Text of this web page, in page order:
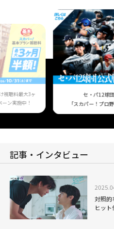
視聴料最大3ヶ
ン実施中！
セ・パ12球
「スカパー！プロ
記事・インタビュー
対照的
ヒッ